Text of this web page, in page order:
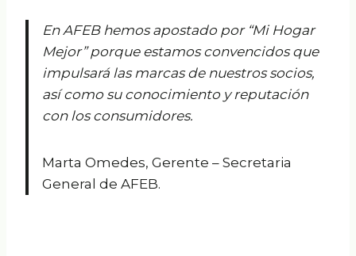
En AFEB hemos apostado por “Mi Hogar
Mejor” porque estamos convencidos que
impulsará las marcas de nuestros socios,
así como su conocimiento y reputación
con los consumidores.
Marta Omedes, Gerente – Secretaria
General de AFEB.